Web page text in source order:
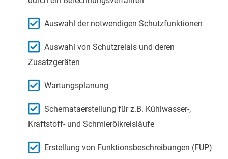
Auswahl der notwendigen Schutzfunktionen
Auswahl von Schutzrelais und deren
Zusatzgeräten
Wartungsplanung
Schemataerstellung für z.B. Kühlwasser-,
Kraftstoff- und Schmierölkreisläufe
Erstellung von Funktionsbeschreibungen (FUP)